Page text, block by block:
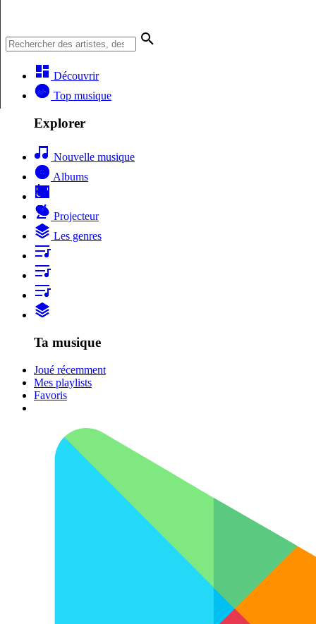
Découvrir
Top musique
Explorer
Nouvelle musique
Albums
Projecteur
Les genres
Ta musique
Joué récemment
Mes playlists
Favoris